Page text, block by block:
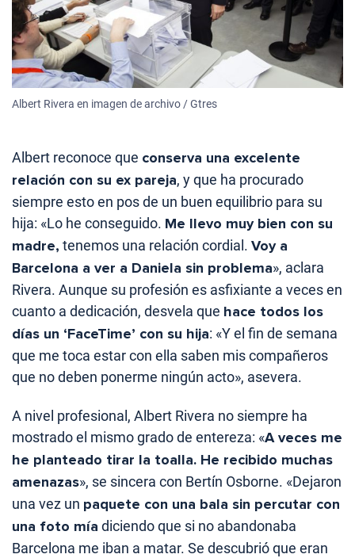
Albert Rivera en imagen de archivo / Gtres
Albert reconoce que conserva una excelente
relación con su ex pareja, y que ha procurado
siempre esto en pos de un buen equilibrio para su
hija: «Lo he conseguido. Me llevo muy bien con su
madre, tenemos una relación cordial. Voy a
Barcelona a ver a Daniela sin problema», aclara
Rivera. Aunque su profesión es asfixiante a veces en
cuanto a dedicación, desvela que hace todos los
días un ‘FaceTime’ con su hija: «Y el fin de semana
que me toca estar con ella saben mis compañeros
que no deben ponerme ningún acto», asevera.
A nivel profesional, Albert Rivera no siempre ha
mostrado el mismo grado de entereza: «A veces me
he planteado tirar la toalla. He recibido muchas
amenazas», se sincera con Bertín Osborne. «Dejaron
una vez un paquete con una bala sin percutar con
una foto mía diciendo que si no abandonaba
Barcelona me iban a matar. Se descubrió que eran